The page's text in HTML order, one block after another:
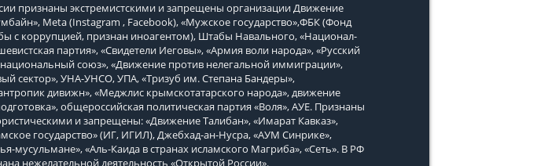
признаны экстремистскими и запрещены организации Движение
Meta (Instagram , Facebook), «Мужское государство»,ФБК (Фонд
с коррупцией, признан иноагентом), Штабы Навального, «Национал-
партия», «Свидетели Иеговы», «Армия воли народа», «Русский
союз», «Движение против нелегальной иммиграции»,
сектор», УНА-УНСО, УПА, «Тризуб им. Степана Бандеры»,
дивижн», «Меджлис крымскотатарского народа», движение
общероссийская политическая партия «Воля», АУЕ. Признаны
и запрещены: «Движение Талибан», «Имарат Кавказ»,
государство» (ИГ, ИГИЛ), Джебхад-ан-Нусра, «АУМ Синрике»,
мусульмане», «Аль-Каида в странах исламского Магриба», «Сеть». В РФ
нежелательной деятельность «Открытой России».